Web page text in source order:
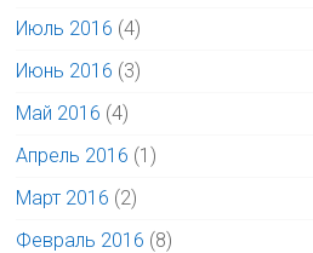
Июль 2016 (4)
Июнь 2016 (3)
Май 2016 (4)
Апрель 2016 (1)
Март 2016 (2)
Февраль 2016 (8)